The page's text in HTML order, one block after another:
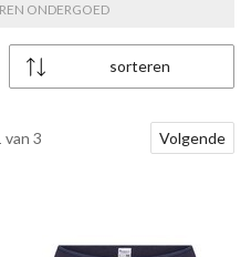
ONDERGOED
sorteren
van 3 Volgende